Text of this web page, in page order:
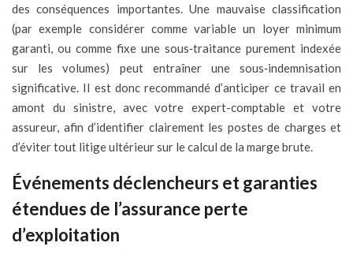
des conséquences importantes. Une mauvaise classification
(par exemple considérer comme variable un loyer minimum
garanti, ou comme fixe une sous‑traitance purement indexée
sur les volumes) peut entraîner une sous‑indemnisation
significative. Il est donc recommandé d’anticiper ce travail en
amont du sinistre, avec votre expert-comptable et votre
assureur, afin d’identifier clairement les postes de charges et
d’éviter tout litige ultérieur sur le calcul de la marge brute.
Événements déclencheurs et garanties
étendues de l’assurance perte
d’exploitation